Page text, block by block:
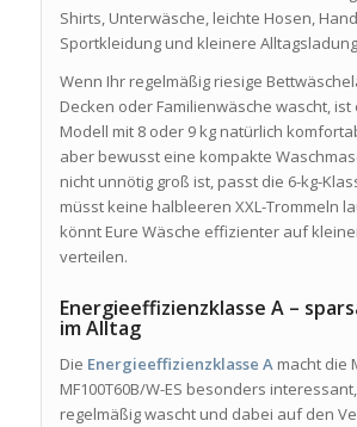
Shirts, Unterwäsche, leichte Hosen,
Sportkleidung und kleinere
Wenn Ihr regelmäßig riesige
Decken oder Familienwäsche wascht,
Modell mit 8 oder 9 kg natürlich
aber bewusst eine kompakte
nicht unnötig groß ist, passt die 6-kg-
müsst keine halbleeren XXL-Trommeln
könnt Eure Wäsche effizienter auf
verteilen.
Energieeffizienzklasse A –
im Alltag
Die Energieeffizienzklasse Amacht die
MF100T60B/W-ES besonders
regelmäßig wascht und dabei auf den